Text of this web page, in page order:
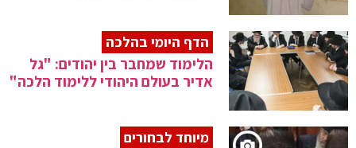
הדף היומי בהלכה
הלימוד שמחבר בין יהודים: "גל
אדיר בעולם היהודי ללימוד הלכה"
מיוחד לבחורים